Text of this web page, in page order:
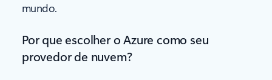
mundo.
Por que escolher o Azure como seu
provedor de nuvem?